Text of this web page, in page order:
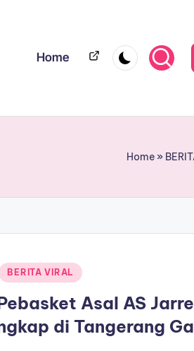
Home Home
Home»
BERITA VIRAL
Asal AS
di Tangerang